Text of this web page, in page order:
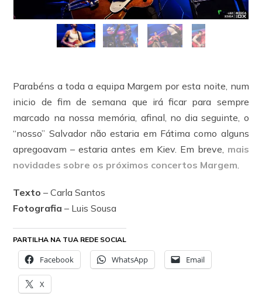
Parabéns a toda a equipa Margem por esta noite, num
inicio de fim de semana que irá ficar para sempre
marcado na nossa memória, afinal, no dia seguinte, o
“nosso” Salvador não estaria em Fátima como alguns
apregoavam – estaria antes em Kiev. Em breve, mais
novidades sobre os próximos concertos Margem.
Texto – Carla Santos
Fotografia – Luis Sousa
PARTILHA NA TUA REDE SOCIAL
Facebook WhatsApp Email
X